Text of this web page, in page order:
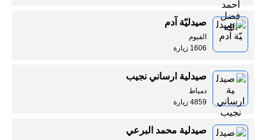
صيدليّة آدم
الفيوم
1606 زيارة
صيدلية ارساني نجيب
دمياط
4859 زيارة
صيدلية محمد البرعي